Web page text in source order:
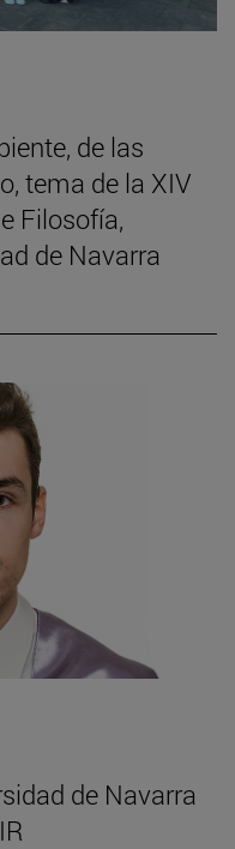
de las
tema de la XIV
Filosofía,
de Navarra
de Navarra